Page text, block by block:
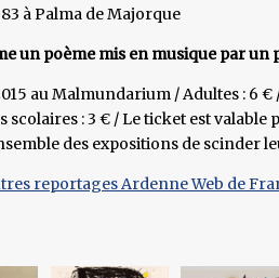
à Palma de Majorque
un poème mis en musique par un
au Malmundarium / Adultes : 6
scolaires : 3 € / Le ticket est
des expositions de scinder
reportages Ardenne Web de